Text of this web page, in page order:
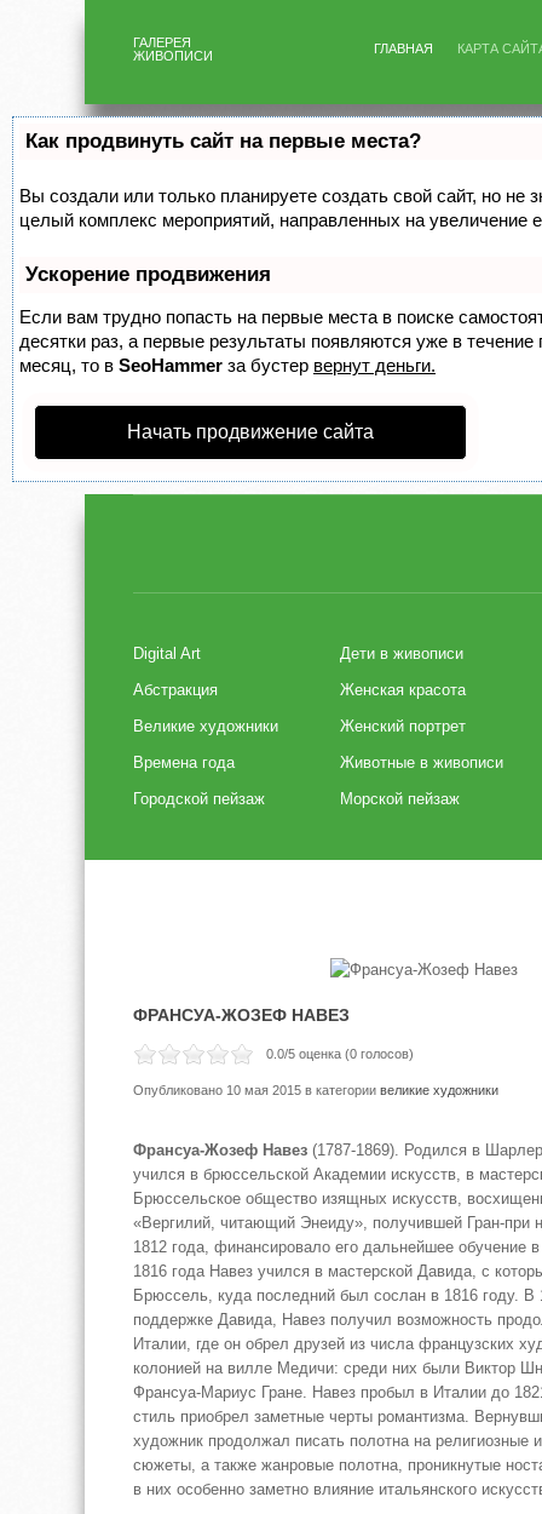
ГАЛЕРЕЯ
ЖИВОПИСИ
ГЛАВНАЯ КАРТА
Как продвинуть сайт на первые места?
Вы создали или только планируете создать свой сайт, но не
целый комплекс мероприятий, направленных на увеличение
Ускорение продвижения
Если вам трудно попасть на первые места в поиске
десятки раз, а первые результаты появляются уже в
месяц, то в SeoHammer за бустер вернут деньги.
Начать продвижение сайта
Digital Art
Абстракция
Великие художники
Времена года
Городской пейзаж
Дети в живописи
Женская красота
Женский портрет
Животные в живописи
Морской пейзаж
ФРАНСУА-ЖОЗЕФ НАВЕЗ
0.0/5 оценка (0 голосов)
Опубликовано 10 мая 2015 в категории великие художники
Франсуа-Жозеф Навез (1787-1869). Родился в
учился в брюссельской Академии искусств, в
Брюссельское общество изящных искусств,
«Вергилий, читающий Энеиду», получившей Гран-при
1812 года, финансировало его дальнейшее обучение
1816 года Навез учился в мастерской Давида, с
Брюссель, куда последний был сослан в 1816 году. В
поддержке Давида, Навез получил возможность
Италии, где он обрел друзей из числа французских
колонией на вилле Медичи: среди них были Виктор
Франсуа-Мариус Гране. Навез пробыл в Италии до
стиль приобрел заметные черты романтизма.
художник продолжал писать полотна на религиозные
сюжеты, а также жанровые полотна, проникнутые
в них особенно заметно влияние итальянского